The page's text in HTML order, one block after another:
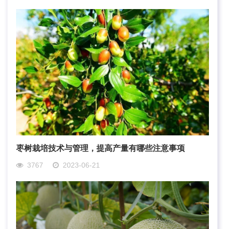
枣树栽培技术与管理，提高产量有哪些注意事项
3767 2023-06-21